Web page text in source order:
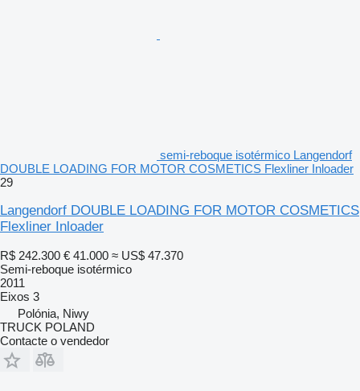
semi-reboque isotérmico Langendorf
DOUBLE LOADING FOR MOTOR COSMETICS Flexliner Inloader
29
Langendorf DOUBLE LOADING FOR MOTOR COSMETICS
Flexliner Inloader
R$ 242.300 € 41.000 ≈ US$ 47.370
Semi-reboque isotérmico
2011
Eixos 3
Polónia, Niwy
TRUCK POLAND
Contacte o vendedor